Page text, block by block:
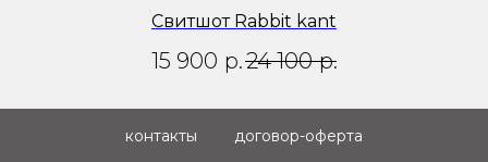
Свитшот Rabbit kant
15 900 р.24 100 р.
контакты договор-оферта